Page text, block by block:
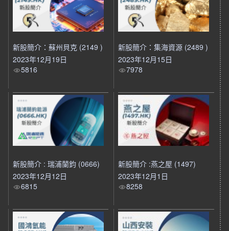
新股簡介：蘇州貝克 (2149 )
2023年12月19日
5816
新股簡介：集海資源 (2489 )
2023年12月15日
7978
新股簡介 : 瑞浦蘭鈞 (0666)
2023年12月12日
6815
新股簡介 :燕之屋 (1497)
2023年12月1日
8258